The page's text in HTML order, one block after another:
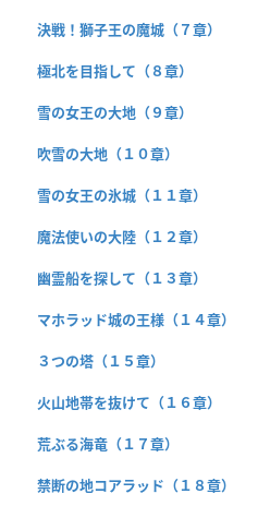
決戦！獅子王の魔城（７章）
極北を目指して（８章）
雪の女王の大地（９章）
吹雪の大地（１０章）
雪の女王の氷城（１１章）
魔法使いの大陸（１２章）
幽霊船を探して（１３章）
マホラッド城の王様（１４章）
３つの塔（１５章）
火山地帯を抜けて（１６章）
荒ぶる海竜（１７章）
禁断の地コアラッド（１８章）